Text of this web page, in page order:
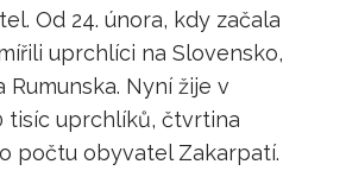
Od 24. února, kdy začala
uprchlíci na Slovensko,
Rumunska. Nyní žije v
tisíc uprchlíků, čtvrtina
počtu obyvatel Zakarpatí.